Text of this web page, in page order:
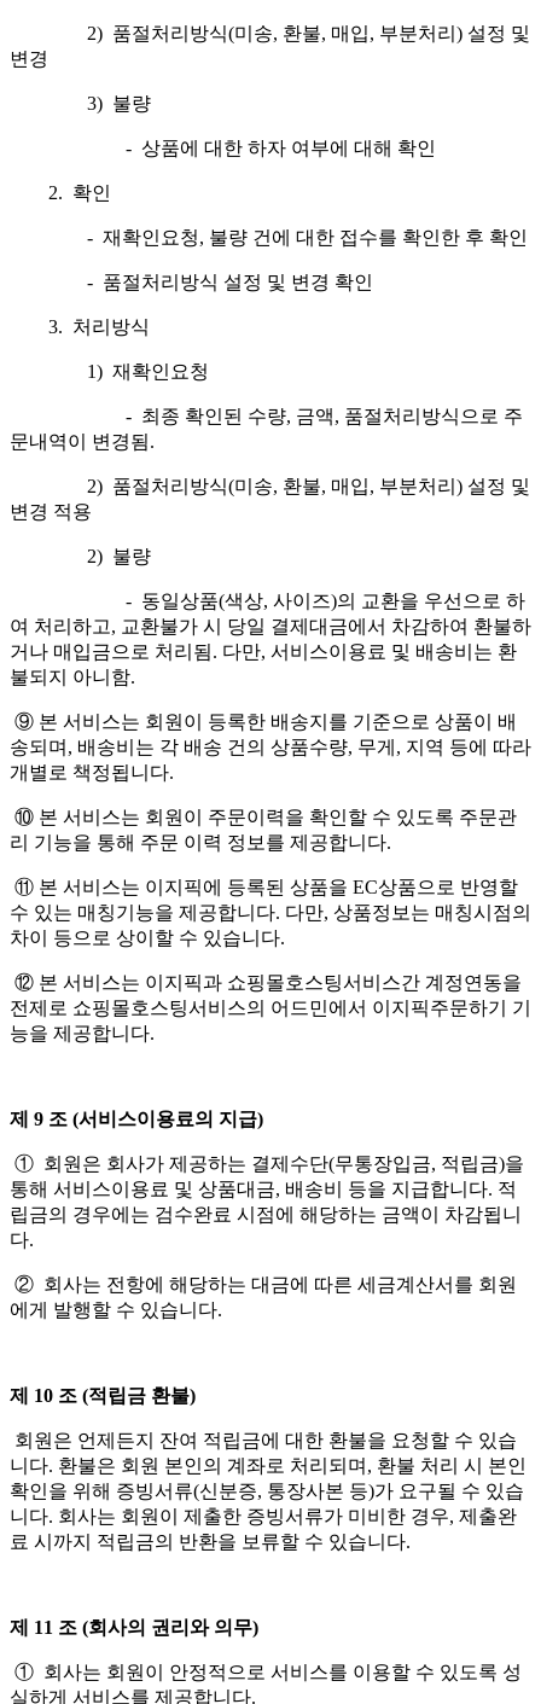
2) 품절처리방식(미송, 환불, 매입, 부분처리) 설정 및
변경
3) 불량
- 상품에 대한 하자 여부에 대해 확인
2. 확인
- 재확인요청, 불량 건에 대한 접수를 확인한 후 확인
- 품절처리방식 설정 및 변경 확인
3. 처리방식
1) 재확인요청
- 최종 확인된 수량, 금액, 품절처리방식으로 주
문내역이 변경됨.
2) 품절처리방식(미송, 환불, 매입, 부분처리) 설정 및
변경 적용
2) 불량
- 동일상품(색상, 사이즈)의 교환을 우선으로 하
여 처리하고, 교환불가 시 당일 결제대금에서 차감하여 환불하
거나 매입금으로 처리됨. 다만, 서비스이용료 및 배송비는 환
불되지 아니함.
⑨ 본 서비스는 회원이 등록한 배송지를 기준으로 상품이 배
송되며, 배송비는 각 배송 건의 상품수량, 무게, 지역 등에 따라
개별로 책정됩니다.
⑩ 본 서비스는 회원이 주문이력을 확인할 수 있도록 주문관
리 기능을 통해 주문 이력 정보를 제공합니다.
⑪ 본 서비스는 이지픽에 등록된 상품을 EC상품으로 반영할
수 있는 매칭기능을 제공합니다. 다만, 상품정보는 매칭시점의
차이 등으로 상이할 수 있습니다.
⑫ 본 서비스는 이지픽과 쇼핑몰호스팅서비스간 계정연동을
전제로 쇼핑몰호스팅서비스의 어드민에서 이지픽주문하기 기
능을 제공합니다.
제 9 조 (서비스이용료의 지급)
① 회원은 회사가 제공하는 결제수단(무통장입금, 적립금)을
통해 서비스이용료 및 상품대금, 배송비 등을 지급합니다. 적
립금의 경우에는 검수완료 시점에 해당하는 금액이 차감됩니
다.
② 회사는 전항에 해당하는 대금에 따른 세금계산서를 회원
에게 발행할 수 있습니다.
제 10 조 (적립금 환불)
회원은 언제든지 잔여 적립금에 대한 환불을 요청할 수 있습
니다. 환불은 회원 본인의 계좌로 처리되며, 환불 처리 시 본인
확인을 위해 증빙서류(신분증, 통장사본 등)가 요구될 수 있습
니다. 회사는 회원이 제출한 증빙서류가 미비한 경우, 제출완
료 시까지 적립금의 반환을 보류할 수 있습니다.
제 11 조 (회사의 권리와 의무)
① 회사는 회원이 안정적으로 서비스를 이용할 수 있도록 성
실하게 서비스를 제공합니다.